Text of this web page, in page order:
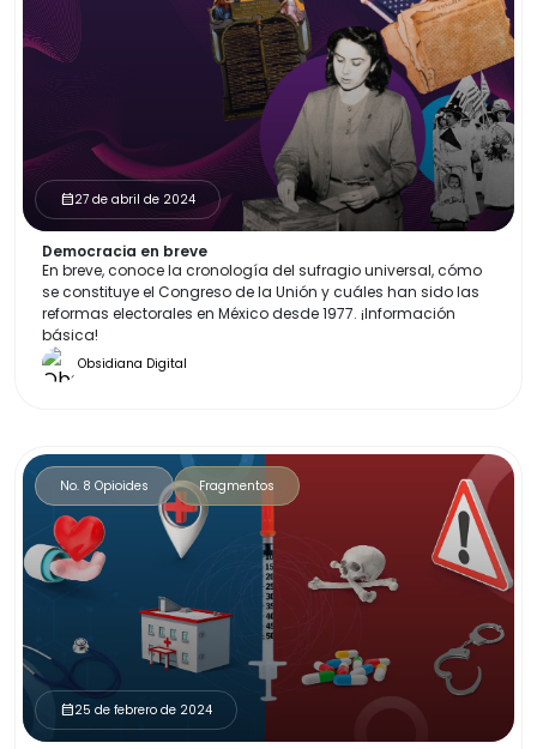
calendar_month27 de abril de 2024
Democracia en breve
En breve, conoce la cronología del sufragio universal, cómo
se constituye el Congreso de la Unión y cuáles han sido las
reformas electorales en México desde 1977. ¡Información
básica!
Obsidiana Digital
No. 8 Opioides Fragmentos
calendar_month25 de febrero de 2024